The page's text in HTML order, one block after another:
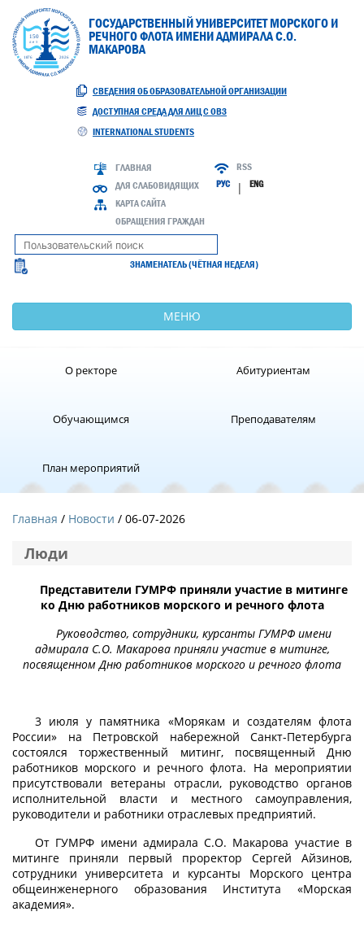
ГОСУДАРСТВЕННЫЙ УНИВЕРСИТЕТ МОРСКОГО И
РЕЧНОГО ФЛОТА ИМЕНИ АДМИРАЛА С.О.
МАКАРОВА
СВЕДЕНИЯ ОБ ОБРАЗОВАТЕЛЬНОЙ ОРГАНИЗАЦИИ
ДОСТУПНАЯ СРЕДА ДЛЯ ЛИЦ С ОВЗ
INTERNATIONAL STUDENTS
ГЛАВНАЯ
ДЛЯ СЛАБОВИДЯЩИХ
КАРТА САЙТА
ОБРАЩЕНИЯ ГРАЖДАН
RSS
РУС | ENG
ЗНАМЕНАТЕЛЬ (ЧЁТНАЯ НЕДЕЛЯ)
МЕНЮ
О ректоре Абитуриентам
Обучающимся Преподавателям
План мероприятий
Главная Новости / 06-07-2026
Люди
Представители ГУМРФ приняли участие в митинге
ко Дню работников морского и речного флота
Руководство, сотрудники, курсанты ГУМРФ имени
адмирала С.О. Макарова приняли участие в митинге,
посвященном Дню работников морского и речного флота
3 июля у памятника «Морякам и создателям флота
России» на Петровской набережной Санкт-Петербурга
состоялся торжественный митинг, посвященный Дню
работников морского и речного флота. На мероприятии
присутствовали ветераны отрасли, руководство органов
исполнительной власти и местного самоуправления,
руководители и работники отраслевых предприятий.
От ГУМРФ имени адмирала С.О. Макарова участие в
митинге приняли первый проректор Сергей Айзинов,
сотрудники университета и курсанты Морского центра
общеинженерного образования Института «Морская
академия».